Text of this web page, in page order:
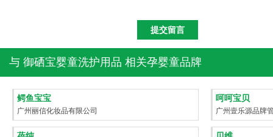
与 御硒宝婴童洗护用品 相关孕婴童品牌
鳄鱼宝宝
广州丽信化妆品有限公司
呵呵宝贝
广州壹乐源品牌